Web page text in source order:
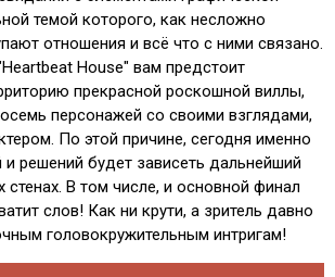
темой которого, как несложно
отношения и всё что с ними связано.
House" вам предстоит
прекрасной роскошной виллы,
персонажей со своими взглядами,
По этой причине, сегодня именно
и решений будет зависеть дальнейший
стенах. В том числе, и основной финал
слов! Как ни крути, а зритель давно
головокружительным интригам!